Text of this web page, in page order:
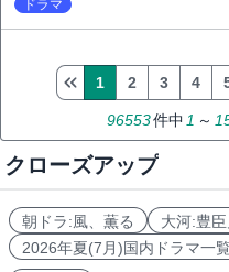
ドラマ
96553件中 1 ～
1 2 3 4
クローズアップ
朝ドラ:風、薫る 大河:豊
2026年夏(7月)国内ドラマ一覧